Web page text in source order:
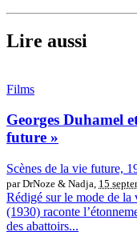
Lire aussi
Films
Georges Duhamel
future »
Scènes de la vie future,
par DrNoze & Nadja, 15
Rédigé sur le mode de
(1930) raconte
des abattoirs...